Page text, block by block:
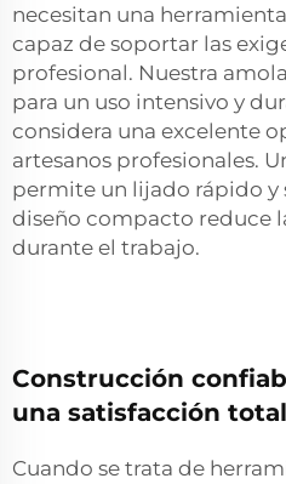
necesitan una
capaz de soportar las
profesional. Nuestra
para un uso intensivo y
considera una excelente
artesanos profesionales.
permite un lijado rápido y
diseño compacto reduce
durante el trabajo.
Construcción
una satisfacción
Cuando se trata de